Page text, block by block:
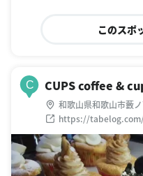
このスポ
C CUPS coffee &
和歌山県和歌山市藪
https://tabelog.com/
2/